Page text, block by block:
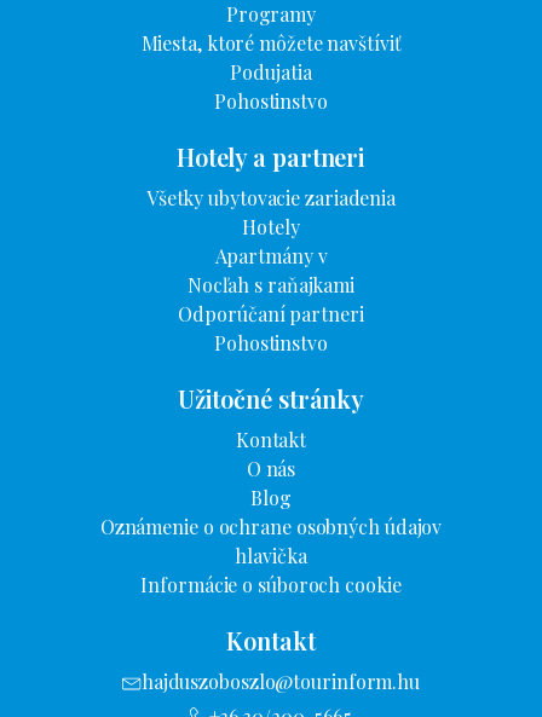
Programy
Miesta, ktoré môžete navštíviť
Podujatia
Pohostinstvo
Hotely a partneri
Všetky ubytovacie zariadenia
Hotely
Apartmány v
Nocľah s raňajkami
Odporúčaní partneri
Pohostinstvo
Užitočné stránky
Kontakt
O nás
Blog
Oznámenie o ochrane osobných údajov
hlavička
Informácie o súboroch cookie
Kontakt
hajduszoboszlo@tourinform.hu